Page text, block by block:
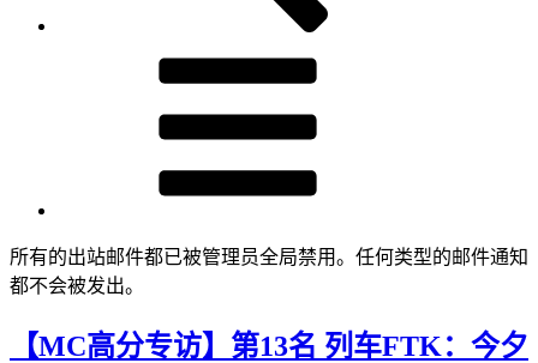
所有的出站邮件都已被管理员全局禁用。任何类型的邮件通知
都不会被发出。
【MC高分专访】第13名 列车FTK：今夕